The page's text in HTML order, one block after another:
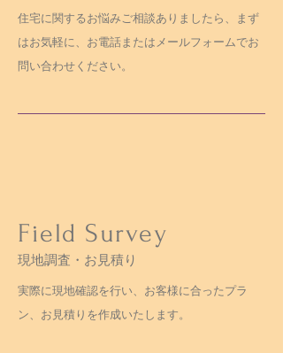
住宅に関するお悩みご相談ありましたら、まず
はお気軽に、 お電話またはメールフォームでお
問い合わせください。
Field Survey
現地調査・お見積り
実際に現地確認を行い、お客様に合ったプラ
ン、お見積りを作成いたします。